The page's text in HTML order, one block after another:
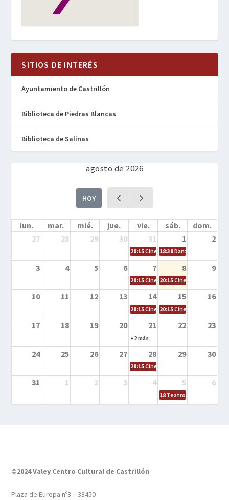
SITIOS DE INTERÉS
Ayuntamiento de Castrillón
Biblioteca de Piedras Blancas
Biblioteca de Salinas
agosto de 2026
HOY
lun. mar. mié. jue. vie. sáb.
dom.
27
28 29 30 31 1 2
20:15Cine en la calle – Cómo
18:30Danza – Cita en el
3 4 5 6 7 8 9
20:15Cine en la calle – El niño y la
20:15Cine en la calle –
10 11 12 13 14 15 16
20:15Cine en la calle – Tortugas
20:15Cine en la calle –
17 18 19 20 21 22 23
+2 más
24 25 26 27 28 29 30
20:15Cine en el calle – Tintín y el
31 1 2 3 4 5 6
18 Teatro – Tres
©2024 Valey Centro Cultural de Castrillón
Plaza de Europa nº3 – 33450